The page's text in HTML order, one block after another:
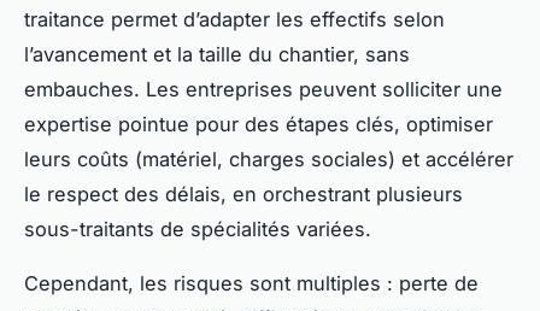
traitance permet d’adapter les effectifs selon
l’avancement et la taille du chantier, sans
embauches. Les entreprises peuvent solliciter une
expertise pointue pour des étapes clés, optimiser
leurs coûts (matériel, charges sociales) et accélérer
le respect des délais, en orchestrant plusieurs
sous-traitants de spécialités variées.
Cependant, les risques sont multiples : perte de